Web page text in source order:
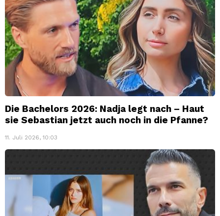
Die Bachelors 2026: Nadja legt nach – Haut
sie Sebastian jetzt auch noch in die Pfanne?
11. Juli 2026, 10:03